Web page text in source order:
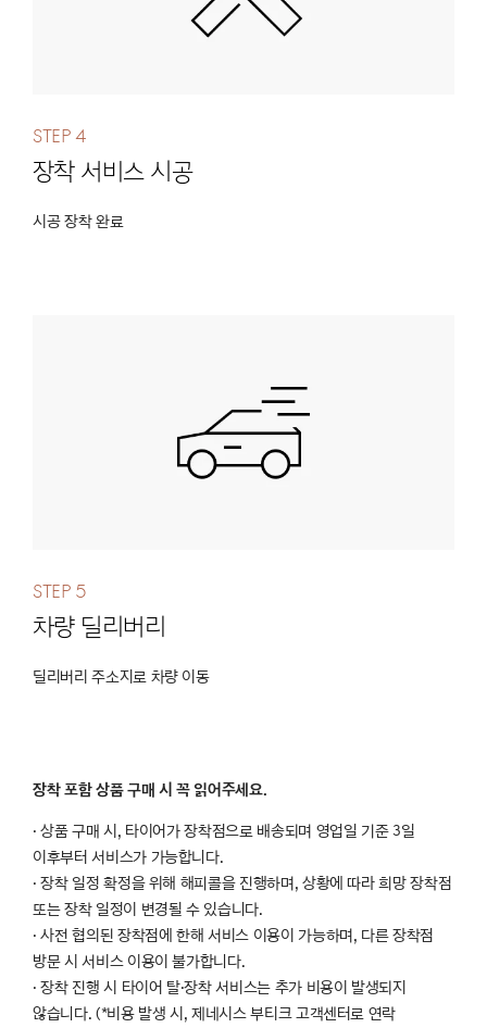
Step 4
장착 서비스 시공
시공 장착 완료
Step 5
차량 딜리버리
딜리버리 주소지로 차량 이동
장착 포함 상품 구매 시 꼭 읽어주세요.
· 상품 구매 시, 타이어가 장착점으로 배송되며 영업일 기준 3일
이후부터 서비스가 가능합니다.
· 장착 일정 확정을 위해 해피콜을 진행하며, 상황에 따라 희망 장착점
또는 장착 일정이 변경될 수 있습니다.
· 사전 협의된 장착점에 한해 서비스 이용이 가능하며, 다른 장착점
방문 시 서비스 이용이 불가합니다.
· 장착 진행 시 타이어 탈·장착 서비스는 추가 비용이 발생되지
않습니다. (*비용 발생 시, 제네시스 부티크 고객센터로 연락